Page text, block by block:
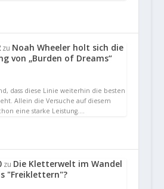
zu Noah Wheeler holt sich die
von „Burden of Dreams“
dass diese Linie weiterhin die besten
Allein die Versuche auf diesem
eine starke Leistung.…
zu Die Kletterwelt im Wandel
"Freiklettern"?